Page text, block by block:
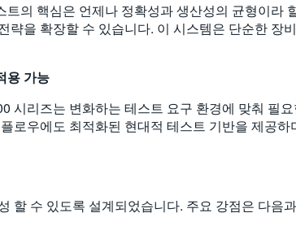
의 핵심은 언제나 정확성과 생산성의 균형이라
을 확장할 수 있습니다. 이 시스템은 단순한 장
용 가능
시리즈는 변화하는 테스트 요구 환경에 맞춰 필
로우에도 최적화된 현대적 테스트 기반을 제공
할 수 있도록 설계되었습니다. 주요 강점은 다음